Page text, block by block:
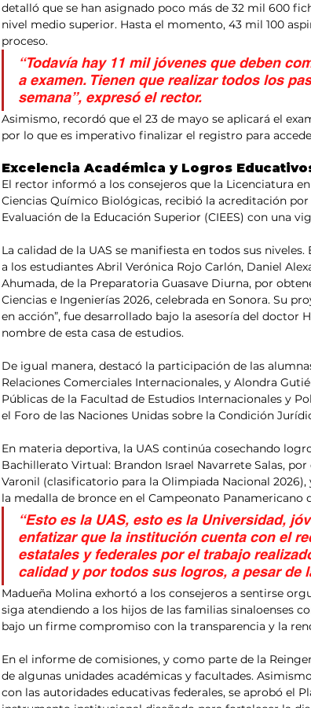
detalló que se han asignado poco más de 32 mil 600
nivel medio superior. Hasta el momento, 43 mil 100
proceso.
“Todavía hay 11 mil jóvenes que deben
a examen. Tienen que realizar todos los
semana”, expresó el rector.
Asimismo, recordó que el 23 de mayo se aplicará el
por lo que es imperativo finalizar el registro para
Excelencia Académica y Logros
El rector informó a los consejeros que la Licenciatura
Ciencias Químico Biológicas, recibió la acreditación
Evaluación de la Educación Superior (CIEES) con una
La calidad de la UAS se manifiesta en todos sus
a los estudiantes Abril Verónica Rojo Carlón, Daniel
Ahumada, de la Preparatoria Guasave Diurna, por
Ciencias e Ingenierías 2026, celebrada en Sonora. Su
en acción”, fue desarrollado bajo la asesoría del doctor
nombre de esta casa de estudios.
De igual manera, destacó la participación de las
Relaciones Comerciales Internacionales, y Alondra
Públicas de la Facultad de Estudios Internacionales y
el Foro de las Naciones Unidas sobre la Condición
En materia deportiva, la UAS continúa cosechando
Bachillerato Virtual: Brandon Israel Navarrete Salas,
Varonil (clasificatorio para la Olimpiada Nacional
la medalla de bronce en el Campeonato
“Esto es la UAS, esto es la Universidad,
enfatizar que la institución cuenta con el
estatales y federales por el trabajo
calidad y por todos sus logros, a pesar de
Madueña Molina exhortó a los consejeros a sentirse
siga atendiendo a los hijos de las familias sinaloenses
bajo un firme compromiso con la transparencia y la
En el informe de comisiones, y como parte de la
de algunas unidades académicas y facultades.
con las autoridades educativas federales, se aprobó el